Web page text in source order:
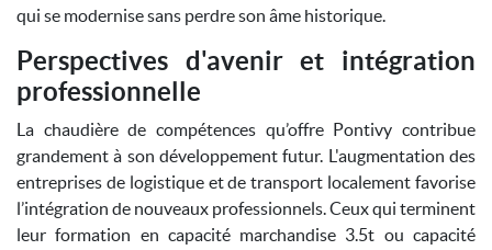
qui se modernise sans perdre son âme historique.
Perspectives d'avenir et intégration
professionnelle
La chaudière de compétences qu’offre Pontivy contribue
grandement à son développement futur. L'augmentation des
entreprises de logistique et de transport localement favorise
l’intégration de nouveaux professionnels. Ceux qui terminent
leur formation en capacité marchandise 3.5t ou capacité